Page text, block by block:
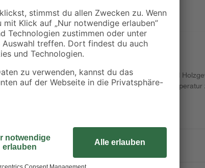
0,10 € / Liter
Mit Alu-Zink-Beschichtung, geeignet für Alu- und
ca. 7 kg, Öffnungshöhe ca. 45 cm, Öffnungstemperatur